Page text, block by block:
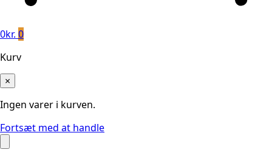
0kr. 0
Kurv
×
Ingen varer i kurven.
Fortsæt med at handle